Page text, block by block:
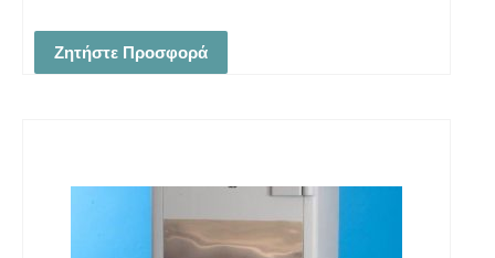
Ζητήστε Προσφορά